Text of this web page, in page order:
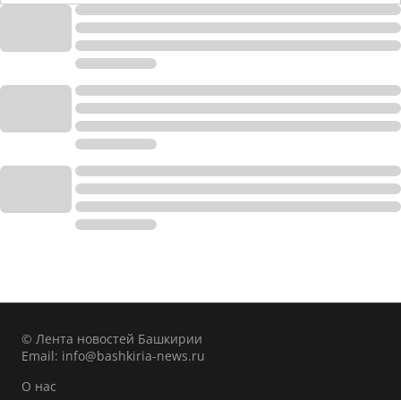
© Лента новостей Башкирии
Email: info@bashkiria-news.ru
О нас